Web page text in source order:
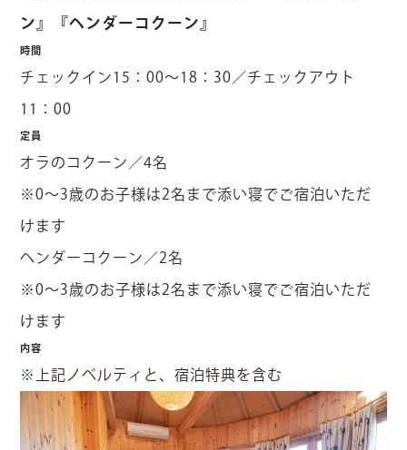
ン』『ヘンダーコクーン』
時間
チェックイン15：00～18：30／チェックアウト
11：00
定員
オラのコクーン／4名
※0～3歳のお子様は2名まで添い寝でご宿泊いただ
けます
ヘンダーコクーン／2名
※0～3歳のお子様は2名まで添い寝でご宿泊いただ
けます
内容
※上記ノベルティと、宿泊特典を含む